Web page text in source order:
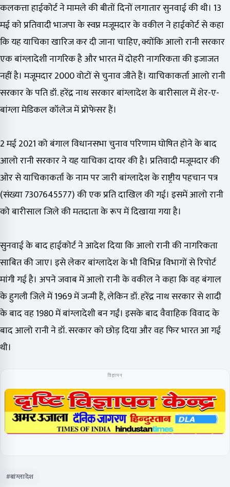
कलकत्ता हाईकोर्ट ने मामले की बीतों दिनों लगातार सुनवाई की थी। 13
मई को प्रतिवादी भाजपा के स्वप्न मजूमदार के वकील ने हाईकोर्ट से कहा
कि यह याचिका खारिज कर दी जाना चाहिए, क्योंकि आलो रानी सरकार
एक बांग्लादेशी नागरिक है और भारत में दोहरी नागरिकता की इजाजत
नहीं है। मजूमदार 2000 वोटों से चुनाव जीते हैं। याचिकाकर्ता आलो रानी
सरकार के पति डॉ. हरेंद्र नाथ सरकार बांग्लादेश के बारीसाल में शेर-ए-
बांग्ला मेडिकल कॉलेज में प्रोफेसर हैं।
2 मई 2021 को बंगाल विधानसभा चुनाव परिणाम घोषित होने के बाद
आलो रानी सरकार ने यह याचिका दायर की है। प्रतिवादी मजूमदार की
ओर से याचिकाकर्ता के नाम पर जारी बांग्लादेश के राष्ट्रीय पहचान पत्र
(संख्या 7307645577) की एक प्रति दाखिल की गई। इसमें आलो रानी
को बारीसाल जिले की मतदाता के रूप में दिखाया गया है।
सुनवाई के बाद हाईकोर्ट ने आदेश दिया कि आलो रानी की नागरिकता
साबित की जाए। इसे लेकर बांग्लादेश के भी विभिन्न विभागों से रिपोर्ट
मांगी गई है। अपने जवाब में आलो रानी के वकील ने कहा कि वह बंगाल
के हुगली जिले में 1969 में जन्मी हैं, लेकिन डॉ. हरेंद्र नाथ सरकार से शादी
के बाद वह 1980 में बांग्लादेशी बन गईं। इसके बाद वैवाहिक विवाद के
बाद आलो रानी ने डॉ. सरकार को छोड़ दिया और वह फिर भारत आ गई
थी।
विज्ञापन
#बांग्लादेश